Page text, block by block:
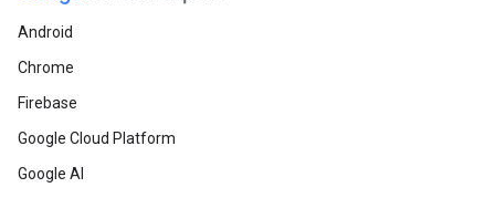
Android
Chrome
Firebase
Google Cloud Platform
Google AI